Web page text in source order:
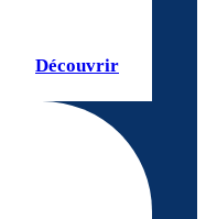
Découvrir